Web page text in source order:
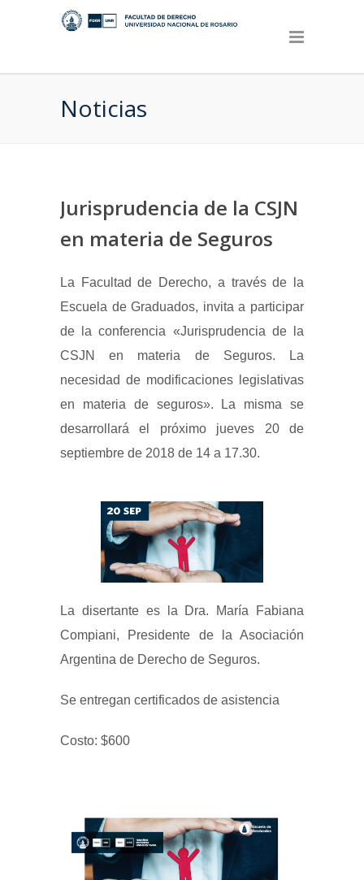
Noticias
Jurisprudencia de la CSJN
en materia de Seguros
La Facultad de Derecho, a través de la
Escuela de Graduados, invita a participar
de la conferencia «Jurisprudencia de la
CSJN en materia de Seguros. La
necesidad de modificaciones legislativas
en materia de seguros». La misma se
desarrollará el próximo jueves 20 de
septiembre de 2018 de 14 a 17.30.
La disertante es la Dra. María Fabiana
Compiani, Presidente de la Asociación
Argentina de Derecho de Seguros.
Se entregan certificados de asistencia
Costo: $600